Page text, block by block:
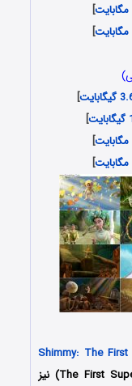
]
]
]
]
]
]
Shimmy: The
) که با عنوان (The First Superhero: Monkey King) نیز